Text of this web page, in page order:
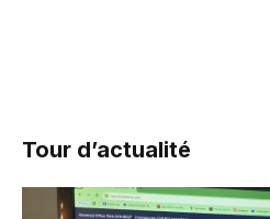
Tour d’actualité